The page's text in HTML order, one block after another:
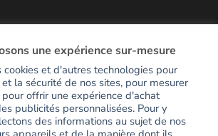
une expérience sur-mesure
cookies et d'autres technologies pour
la sécurité de nos sites, pour mesurer
offrir une expérience d'achat
publicités personnalisées. Pour y
des informations au sujet de nos